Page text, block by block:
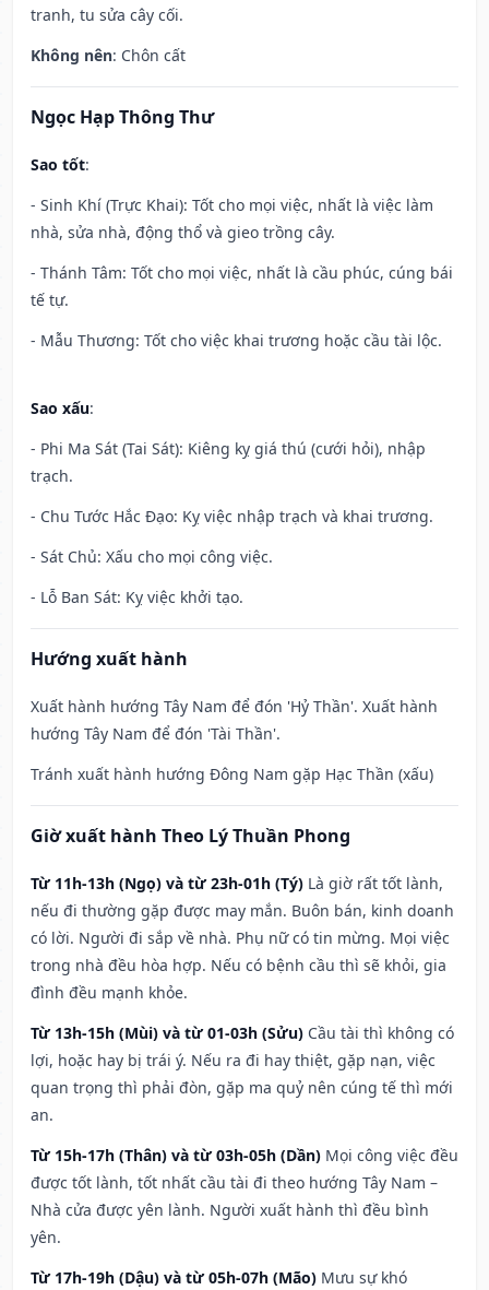
tranh, tu sửa cây cối.
Không nên: Chôn cất
Ngọc Hạp Thông Thư
Sao tốt:
- Sinh Khí (Trực Khai): Tốt cho mọi việc, nhất là việc làm
nhà, sửa nhà, động thổ và gieo trồng cây.
- Thánh Tâm: Tốt cho mọi việc, nhất là cầu phúc, cúng bái
tế tự.
- Mẫu Thương: Tốt cho việc khai trương hoặc cầu tài lộc.
Sao xấu:
- Phi Ma Sát (Tai Sát): Kiêng kỵ giá thú (cưới hỏi), nhập
trạch.
- Chu Tước Hắc Đạo: Kỵ việc nhập trạch và khai trương.
- Sát Chủ: Xấu cho mọi công việc.
- Lỗ Ban Sát: Kỵ việc khởi tạo.
Hướng xuất hành
Xuất hành hướng Tây Nam để đón 'Hỷ Thần'. Xuất hành
hướng Tây Nam để đón 'Tài Thần'.
Tránh xuất hành hướng Đông Nam gặp Hạc Thần (xấu)
Giờ xuất hành Theo Lý Thuần Phong
Từ 11h-13h (Ngọ) và từ 23h-01h (Tý) Là giờ rất tốt lành,
nếu đi thường gặp được may mắn. Buôn bán, kinh doanh
có lời. Người đi sắp về nhà. Phụ nữ có tin mừng. Mọi việc
trong nhà đều hòa hợp. Nếu có bệnh cầu thì sẽ khỏi, gia
đình đều mạnh khỏe.
Từ 13h-15h (Mùi) và từ 01-03h (Sửu) Cầu tài thì không có
lợi, hoặc hay bị trái ý. Nếu ra đi hay thiệt, gặp nạn, việc
quan trọng thì phải đòn, gặp ma quỷ nên cúng tế thì mới
an.
Từ 15h-17h (Thân) và từ 03h-05h (Dần) Mọi công việc đều
được tốt lành, tốt nhất cầu tài đi theo hướng Tây Nam –
Nhà cửa được yên lành. Người xuất hành thì đều bình
yên.
Từ 17h-19h (Dậu) và từ 05h-07h (Mão) Mưu sự khó